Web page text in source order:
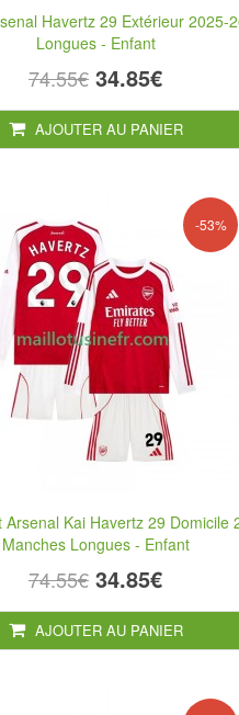
Havertz 29 Extérieur 2025-
Longues - Enfant
74.55€ 34.85€
AJOUTER AU PANIER
-53%
Arsenal Kai Havertz 29 Domicile
Manches Longues - Enfant
74.55€ 34.85€
AJOUTER AU PANIER